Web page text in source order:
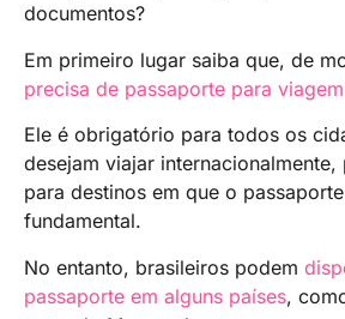
documentos?
Em primeiro lugar saiba que, de
precisa de passaporte para viagem
Ele é obrigatório para todos os
desejam viajar internacionalmente,
para destinos em que o
fundamental.
No entanto, brasileiros podem
passaporte em alguns países,